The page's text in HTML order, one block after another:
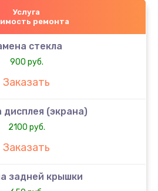
Услуга
ремонта
стекла
900 руб.
Заказать
дисплея (экрана)
2100 руб.
Заказать
задней крышки